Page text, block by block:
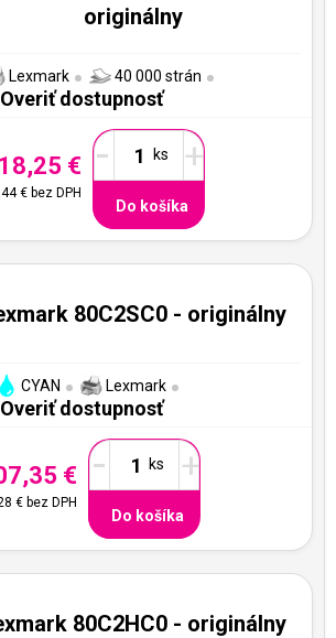
originálny
Lexmark 40 000 strán
Overiť dostupnosť
€
€bez DPH
- +
Do košíka
80C2SC0 - originálny
CYAN Lexmark
Overiť dostupnosť
€
€ bez DPH
- +
Do košíka
80C2HC0 - originálny